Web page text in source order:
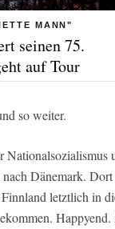
MANN"
seinen 75.
auf Tour
so weiter.
Dänemark.
letztlich in